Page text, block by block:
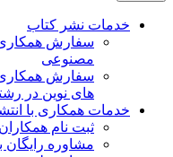
خدمات نشر کتاب
سفارش همکاری
مصنوعی
سفارش همکاری
های نوین در
خدمات همکاری با
ثبت نام همکاران
مشاوره رایگان